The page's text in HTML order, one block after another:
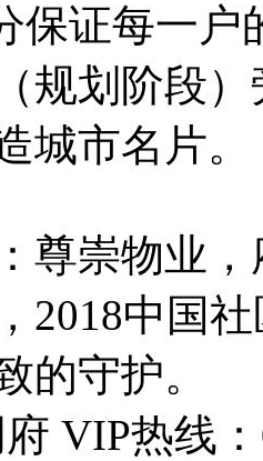
保证每一
规划阶段
城市名片。
尊崇物业
2018中国
的守护。
VIP热线